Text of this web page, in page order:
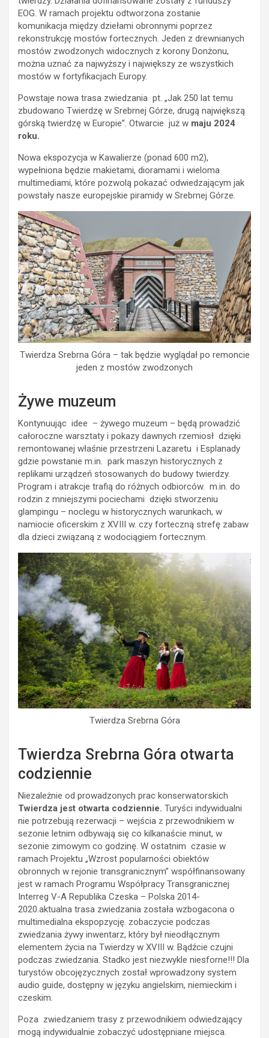
EOG. W ramach projektu odtworzona zostanie
komunikacja między dziełami obronnymi poprzez
rekonstrukcję mostów fortecznych. Jeden z drewnianych
mostów zwodzonych widocznych z korony Donżonu,
można uznać za najwyższy i największy ze wszystkich
mostów w fortyfikacjach Europy.
Powstaje nowa trasa zwiedzania pt. „Jak 250 lat temu
zbudowano Twierdzę w Srebrnej Górze, drugą największą
górską twierdzę w Europie”. Otwarcie już w maju 2024
roku.
Nowa ekspozycja w Kawalierze (ponad 600 m2),
wypełniona będzie makietami, dioramami i wieloma
multimediami, które pozwolą pokazać odwiedzającym jak
powstały nasze europejskie piramidy w Srebrnej Górze.
Twierdza Srebrna Góra – tak będzie wyglądał po remoncie
jeden z mostów zwodzonych
Żywe muzeum
Kontynuując idee – żywego muzeum – będą prowadzić
całoroczne warsztaty i pokazy dawnych rzemiosł dzięki
remontowanej właśnie przestrzeni Lazaretu i Esplanady
gdzie powstanie m.in. park maszyn historycznych z
replikami urządzeń stosowanych do budowy twierdzy.
Program i atrakcje trafią do różnych odbiorców. m.in. do
rodzin z mniejszymi pociechami dzięki stworzeniu
glampingu – noclegu w historycznych warunkach, w
namiocie oficerskim z XVIII w. czy forteczną strefę zabaw
dla dzieci związaną z wodociągiem fortecznym.
Twierdza Srebrna Góra
Twierdza Srebrna Góra otwarta
codziennie
Niezależnie od prowadzonych prac konserwatorskich
Twierdza jest otwarta codziennie. Turyści indywidualni
nie potrzebują rezerwacji – wejścia z przewodnikiem w
sezonie letnim odbywają się co kilkanaście minut, w
sezonie zimowym co godzinę. W ostatnim czasie w
ramach Projektu „Wzrost popularności obiektów
obronnych w rejonie transgranicznym” współfinansowany
jest w ramach Programu Współpracy Transgranicznej
Interreg V-A Republika Czeska – Polska 2014-
2020.aktualna trasa zwiedzania została wzbogacona o
multimedialna ekspopzycję. zobaczycie podczas
zwiedzania żywy inwentarz, który był nieodłącznym
elementem życia na Twierdzy w XVIII w. Bądźcie czujni
podczas zwiedzania. Stadko jest niezwykle niesforne!!! Dla
turystów obcojęzycznych został wprowadzony system
audio guide, dostępny w języku angielskim, niemieckim i
czeskim.
Poza zwiedzaniem trasy z przewodnikiem odwiedzający
mogą indywidualnie zobaczyć udostępniane miejsca.